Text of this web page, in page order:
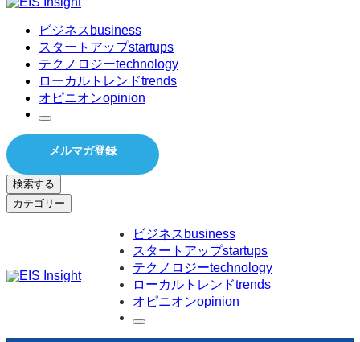
ビジネス business
スタートアップstartups
テクノロジーtechnology
ローカルトレンドtrends
オピニオンopinion
メルマガ登録
検索する
カテゴリー
ビジネス business
スタートアップstartups
テクノロジーtechnology
ローカルトレンドtrends
オピニオンopinion